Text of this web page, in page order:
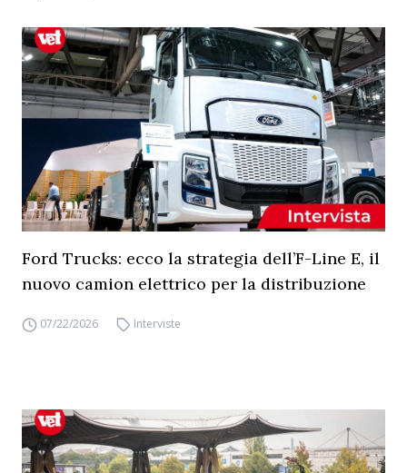
Ford Trucks: ecco la strategia dell’F-Line E, il
nuovo camion elettrico per la distribuzione
07/22/2026 Interviste